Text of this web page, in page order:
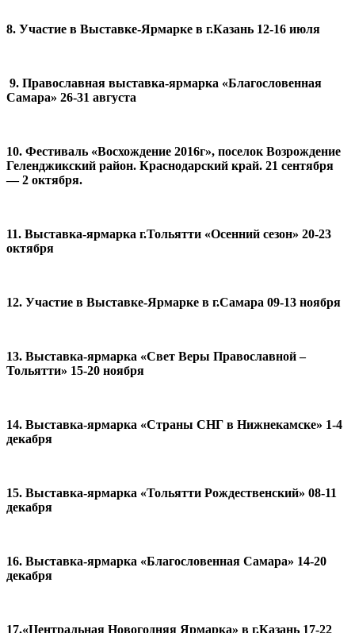
8. Участие в Выставке-Ярмарке в г.Казань 12-16 июля
9. Православная выставка-ярмарка «Благословенная
Самара» 26-31 августа
10. Фестиваль «Восхождение 2016г», поселок Возрождение
Геленджикский район. Краснодарский край. 21 сентября
— 2 октября.
11. Выставка-ярмарка г.Тольятти «Осенний сезон» 20-23
октября
12. Участие в Выставке-Ярмарке в г.Самара 09-13 ноября
13. Выставка-ярмарка «Свет Веры Православной –
Тольятти» 15-20 ноября
14. Выставка-ярмарка «Страны СНГ в Нижнекамске» 1-4
декабря
15. Выставка-ярмарка «Тольятти Рождественский» 08-11
декабря
16. Выставка-ярмарка «Благословенная Самара» 14-20
декабря
17.«Центральная Новогодняя Ярмарка» в г.Казань 17-22